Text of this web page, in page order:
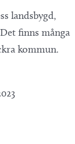
landsbygd,
finns många
kommun.